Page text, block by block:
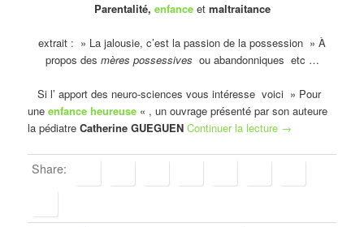
Parentalité, enfance et maltraitance
extrait : » La jalousie, c’est la passion de la possession » À
propos des mères possessives ou abandonniques etc …
Si l’ apport des neuro-sciences vous intéresse voici » Pour
une enfance heureuse « , un ouvrage présenté par son auteure
la pédiatreCatherine GUEGUEN Continuer la lecture →
Share: